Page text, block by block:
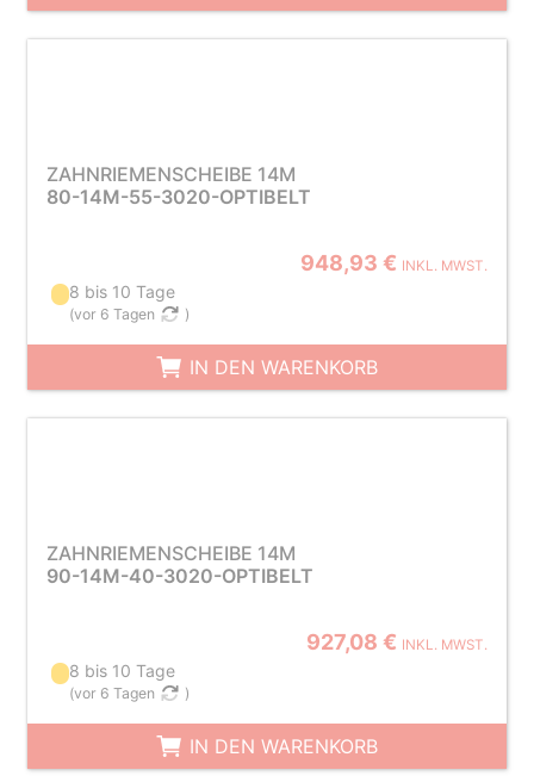
ZAHNRIEMENSCHEIBE 14M
80-14M-55-3020-OPTIBELT
948,93 € INKL. MWST.
8 bis 10 Tage
(vor 6 Tagen )
IN DEN WARENKORB
ZAHNRIEMENSCHEIBE 14M
90-14M-40-3020-OPTIBELT
927,08 € INKL. MWST.
8 bis 10 Tage
(vor 6 Tagen )
IN DEN WARENKORB